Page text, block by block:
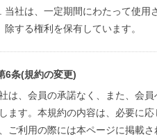
当社は、一定期間にわたって使用
除する権利を保有しています。
6条(規約の変更)
は、会員の承諾なく、また、会
ます。本規約の内容は、必要に
ご利用の際には本ページに掲載